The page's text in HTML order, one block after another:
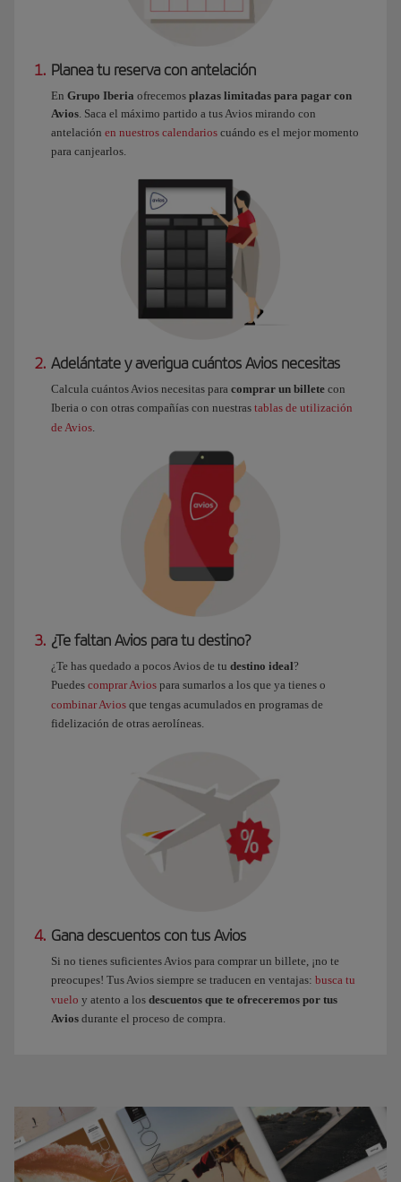
1. Planea tu reserva con antelación
En Grupo Iberia ofrecemos plazas limitadas para pagar con
Avios. Saca el máximo partido a tus Avios mirando con
antelación en nuestros calendarios cuándo es el mejor momento
para canjearlos.
2. Adelántate y averigua cuántos Avios necesitas
Calcula cuántos Avios necesitas para comprar un billete con
Iberia o con otras compañías con nuestras tablas de utilización
de Avios.
3. ¿Te faltan Avios para tu destino?
¿Te has quedado a pocos Avios de tu destino ideal?
Puedes comprar Avios para sumarlos a los que ya tienes o
combinar Avios que tengas acumulados en programas de
fidelización de otras aerolíneas.
4. Gana descuentos con tus Avios
Si no tienes suficientes Avios para comprar un billete, ¡no te
preocupes! Tus Avios siempre se traducen en ventajas: busca tu
vuelo y atento a los descuentos que te ofreceremos por tus
Avios durante el proceso de compra.